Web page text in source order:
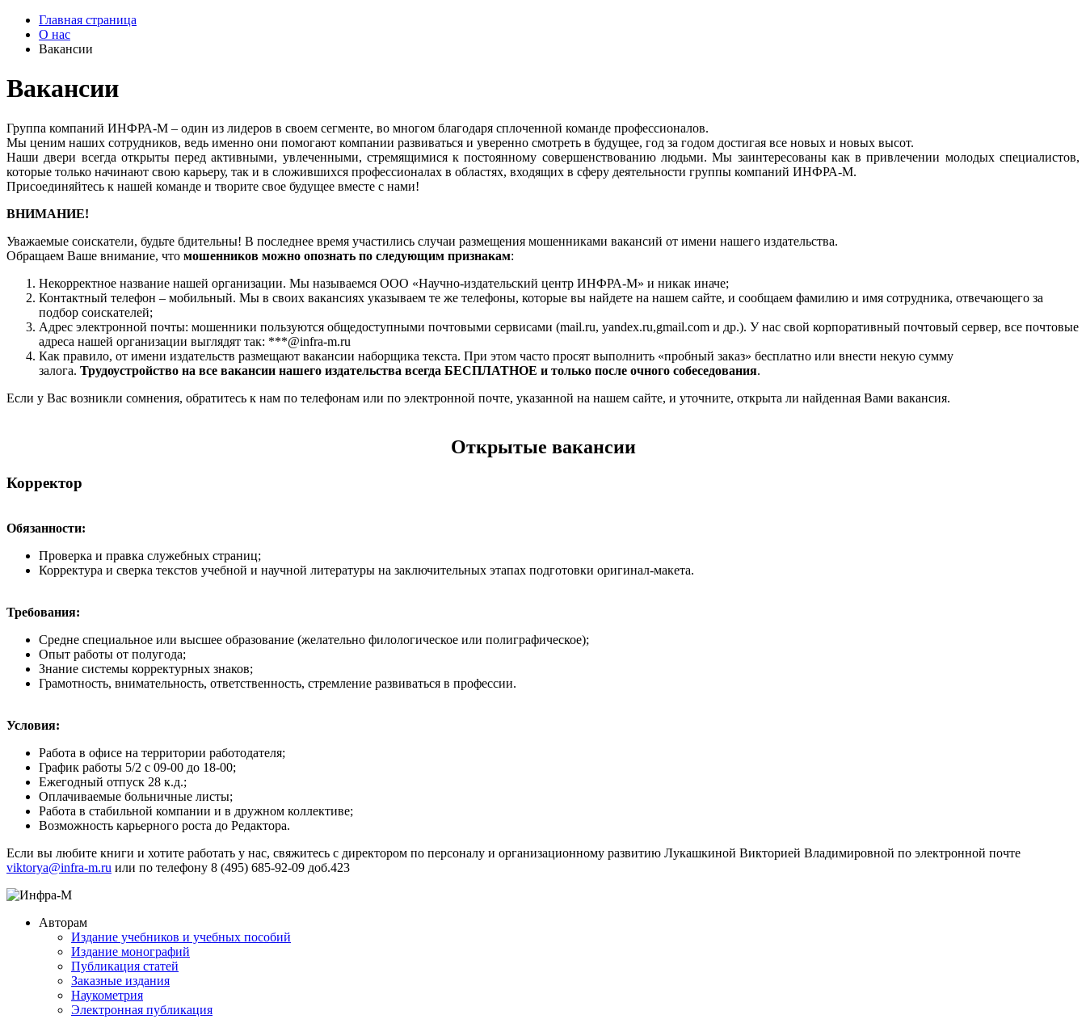
Главная страница
О нас
Вакансии
Вакансии
Группа компаний ИНФРА-М – один из лидеров в своем сегменте, во многом благодаря сплоченной команде профессионалов.
Мы ценим наших сотрудников, ведь именно они помогают компании развиваться и уверенно смотреть в будущее, год за годом достигая все новых и новых высот.
Наши двери всегда открыты перед активными, увлеченными, стремящимися к постоянному совершенствованию людьми. Мы заинтересованы как в привлечении молодых специалистов,
которые только начинают свою карьеру, так и в сложившихся профессионалах в областях, входящих в сферу деятельности группы компаний ИНФРА-М.
Присоединяйтесь к нашей команде и творите свое будущее вместе с нами!
ВНИМАНИЕ!
Уважаемые соискатели, будьте бдительны! В последнее время участились случаи размещения мошенниками вакансий от имени нашего издательства.
Обращаем Ваше внимание, что мошенников можно опознать по следующим признакам:
Некорректное название нашей организации. Мы называемся ООО «Научно-издательский центр ИНФРА-М» и никак иначе;
Контактный телефон – мобильный. Мы в своих вакансиях указываем те же телефоны, которые вы найдете на нашем сайте, и сообщаем фамилию и имя сотрудника, отвечающего за
подбор соискателей;
Адрес электронной почты: мошенники пользуются общедоступными почтовыми сервисами (mail.ru, yandex.ru,gmail.com и др.). У нас свой корпоративный почтовый сервер, все почтовые
адреса нашей организации выглядят так: ***@infra-m.ru
Как правило, от имени издательств размещают вакансии наборщика текста. При этом часто просят выполнить «пробный заказ» бесплатно или внести некую сумму
залога. Трудоустройство на все вакансии нашего издательства всегда БЕСПЛАТНОЕ и только после очного собеседования.
Если у Вас возникли сомнения, обратитесь к нам по телефонам или по электронной почте, указанной на нашем сайте, и уточните, открыта ли найденная Вами вакансия.
Открытые вакансии
Корректор
Обязанности:
Проверка и правка служебных страниц;
Корректура и сверка текстов учебной и научной литературы на заключительных этапах подготовки оригинал-макета.
Требования:
Средне специальное или высшее образование (желательно филологическое или полиграфическое);
Опыт работы от полугода;
Знание системы корректурных знаков;
Грамотность, внимательность, ответственность, стремление развиваться в профессии.
Условия:
Работа в офисе на территории работодателя;
График работы 5/2 с 09-00 до 18-00;
Ежегодный отпуск 28 к.д.;
Оплачиваемые больничные листы;
Работа в стабильной компании и в дружном коллективе;
Возможность карьерного роста до Редактора.
Если вы любите книги и хотите работать у нас, свяжитесь с директором по персоналу и организационному развитию Лукашкиной Викторией Владимировной по электронной почте
viktorya@infra-m.ru или по телефону 8 (495) 685-92-09 доб.423
Авторам
Издание учебников и учебных пособий
Издание монографий
Публикация статей
Заказные издания
Наукометрия
Электронная публикация